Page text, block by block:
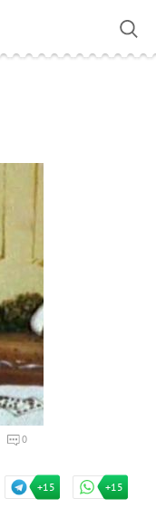
0
+15 +15